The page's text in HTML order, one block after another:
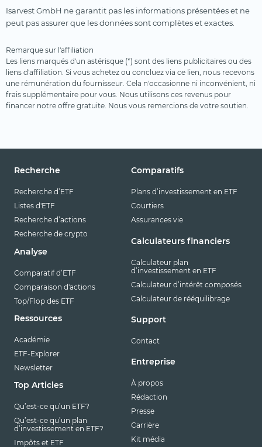
Isarvest GmbH ne garantit pas les informations présentées et ne
peut pas assurer que les données sont complètes et exactes.
Remarque sur l'affiliation
Les liens marqués d'un astérisque (*) sont des liens publicitaires ou des
liens d'affiliation. Si vous achetez ou concluez via ce lien, nous recevons
une rémunération du fournisseur. Cela n'occasionne ni inconvénient, ni
frais supplémentaire pour vous. Nous utilisons ces revenus pour
financer notre offre gratuite. Nous vous remercions de votre soutien.
Recherche
Recherche d’ETF
Listes d'ETF
Recherche d’actions
Recherche de crypto
Analyse
Comparatif d’ETF
Comparaison d'actions
Top/Flop des ETF
Ressources
Académie
ETF-Explorer
Newsletter
Top Articles
Qu’est-ce qu’un ETF?
Qu’est-ce qu’un plan
d’investissement en ETF?
Impôts et ETF
Comparatifs
Plans d’investissement en ETF
Courtiers
Assurances vie
Calculateurs financiers
Calculateur plan
d’investissement en ETF
Calculateur d’intérêt composés
Calculateur de rééquilibrage
Support
Contact
Entreprise
À propos
Rédaction
Presse
Carrière
Kit média